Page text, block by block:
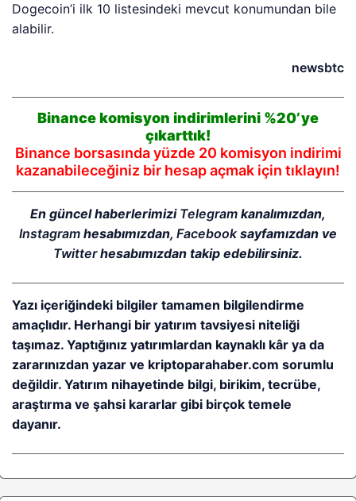
Dogecoin’i ilk 10 listesindeki mevcut konumundan bile
alabilir.
newsbtc
Binance komisyon indirimlerini %20’ye
çıkarttık!
Binance borsasında yüzde 20 komisyon indirimi
kazanabileceğiniz bir hesap açmak için tıklayın!
En güncel haberlerimizi Telegram kanalımızdan,
Instagramhesabımızdan, Facebooksayfamızdan ve
Twitterhesabımızdan takip edebilirsiniz.
Yazı içeriğindeki bilgiler tamamen bilgilendirme
amaçlıdır. Herhangi bir yatırım tavsiyesi niteliği
taşımaz. Yaptığınız yatırımlardan kaynaklı kâr ya da
zararınızdan yazar ve kriptoparahaber.com sorumlu
değildir. Yatırım nihayetinde bilgi, birikim, tecrübe,
araştırma ve şahsi kararlar gibi birçok temele
dayanır.